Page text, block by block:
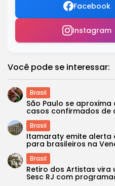
Facebook
Instagram
Você pode se interessar:
Brasil
São Paulo se aproxima
casos confirmados de
Brasil
Itamaraty emite alerta
para brasileiros na
Brasil
Retiro dos Artistas vira
Sesc RJ com